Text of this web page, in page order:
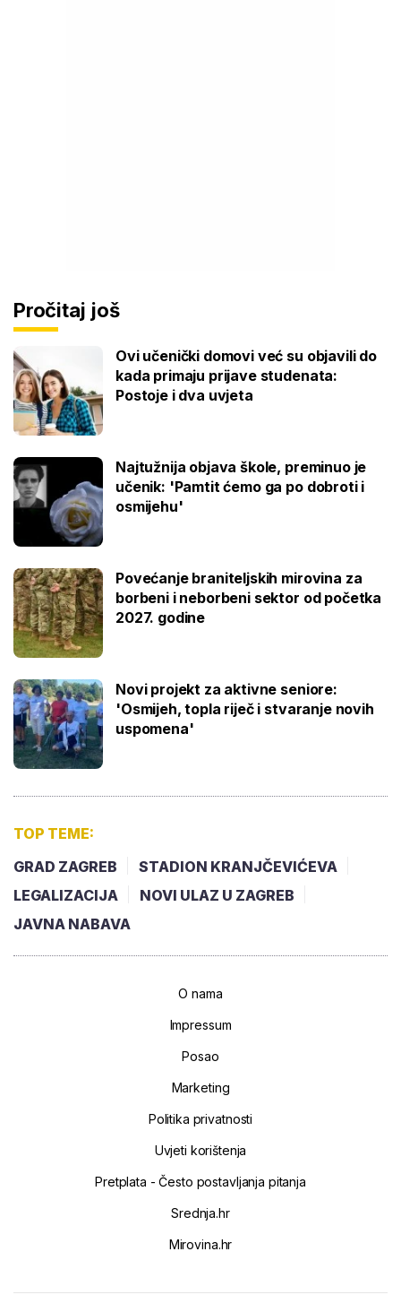
Pročitaj još
Ovi učenički domovi već su objavili do
kada primaju prijave studenata:
Postoje i dva uvjeta
Najtužnija objava škole, preminuo je
učenik: 'Pamtit ćemo ga po dobroti i
osmijehu'
Povećanje braniteljskih mirovina za
borbeni i neborbeni sektor od početka
2027. godine
Novi projekt za aktivne seniore:
'Osmijeh, topla riječ i stvaranje novih
uspomena'
TOP TEME:
GRAD ZAGREB
STADION KRANJČEVIĆEVA
LEGALIZACIJA
NOVI ULAZ U ZAGREB
JAVNA NABAVA
O nama
Impressum
Posao
Marketing
Politika privatnosti
Uvjeti korištenja
Pretplata - Često postavljanja pitanja
Srednja.hr
Mirovina.hr